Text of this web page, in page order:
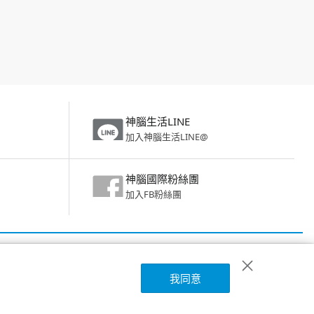
神腦生活LINE
加入神腦生活LINE@
神腦國際粉絲團
加入FB粉絲團
詳細說明
我同意